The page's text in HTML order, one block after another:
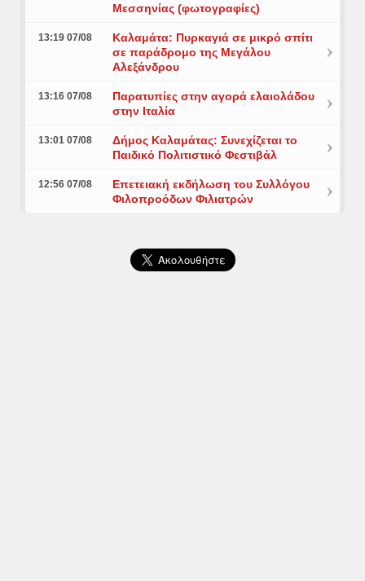
Μεσσηνίας (φωτογραφίες)
13:19 07/08
Καλαμάτα: Πυρκαγιά σε μικρό σπίτι
σε παράδρομο της Μεγάλου
Αλεξάνδρου
13:16 07/08
Παρατυπίες στην αγορά ελαιολάδου
στην Ιταλία
13:01 07/08
Δήμος Καλαμάτας: Συνεχίζεται το
Παιδικό Πολιτιστικό Φεστιβάλ
12:56 07/08
Επετειακή εκδήλωση του Συλλόγου
Φιλοπροόδων Φιλιατρών